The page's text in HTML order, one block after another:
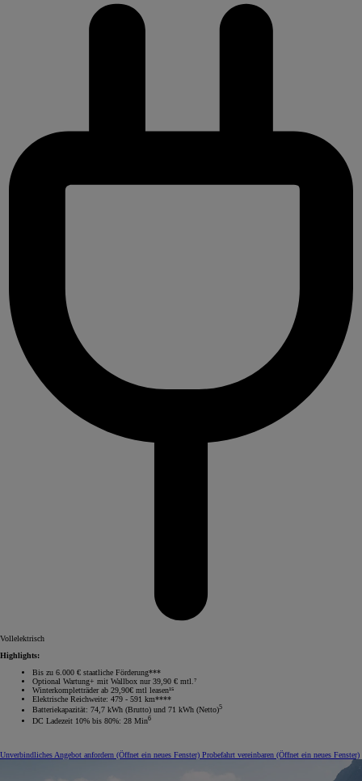
Vollelektrisch
Highlights:
Bis zu 6.000 € staatliche Förderung***
Optional Wartung+ mit Wallbox nur 39,90 € mtl.⁷
Winterkompletträder ab 29,90€ mtl leasen¹⁵
Elektrische Reichweite: 479 - 591 km****
Batteriekapazität: 74,7 kWh (Brutto) und 71 kWh (Netto)5
DC Ladezeit 10% bis 80%: 28 Min6
Unverbindliches Angebot anfordern (Öffnet ein neues Fenster) Probefahrt vereinbaren (Öffnet ein neues Fenster)